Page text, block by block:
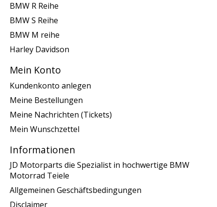
BMW R Reihe
BMW S Reihe
BMW M reihe
Harley Davidson
Mein Konto
Kundenkonto anlegen
Meine Bestellungen
Meine Nachrichten (Tickets)
Mein Wunschzettel
Informationen
JD Motorparts die Spezialist in hochwertige BMW
Motorrad Teiele
Allgemeinen Geschäftsbedingungen
Disclaimer